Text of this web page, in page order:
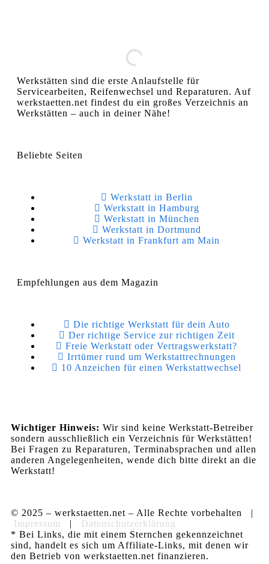
Werkstätten sind die erste Anlaufstelle für
Servicearbeiten, Reifenwechsel und Reparaturen. Auf
werkstaetten.net findest du ein großes Verzeichnis an
Werkstätten – auch in deiner Nähe!
Beliebte Seiten
Werkstatt in Berlin
Werkstatt in Hamburg
Werkstatt in München
Werkstatt in Dortmund
Werkstatt in Frankfurt am Main
Empfehlungen aus dem Magazin
Die richtige Werkstatt für dein Auto
Der richtige Service zur richtigen Zeit
Freie Werkstatt oder Vertragswerkstatt?
Irrtümer rund um Werkstattrechnungen
10 Anzeichen für einen Werkstattwechsel
Wichtiger Hinweis: Wir sind keine Werkstatt-Betreiber
sondern ausschließlich ein Verzeichnis für Werkstätten!
Bei Fragen zu Reparaturen, Terminabsprachen und allen
anderen Angelegenheiten, wende dich bitte direkt an die
Werkstatt!
© 2025 – werkstaetten.net – Alle Rechte vorbehalten |
Impressum
| Datenschutzerklärung
* Bei Links, die mit einem Sternchen gekennzeichnet
sind, handelt es sich um Affiliate-Links, mit denen wir
den Betrieb von werkstaetten.net finanzieren.